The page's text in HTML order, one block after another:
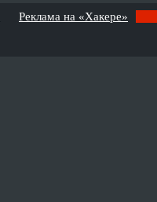
Реклама на «Хакере»